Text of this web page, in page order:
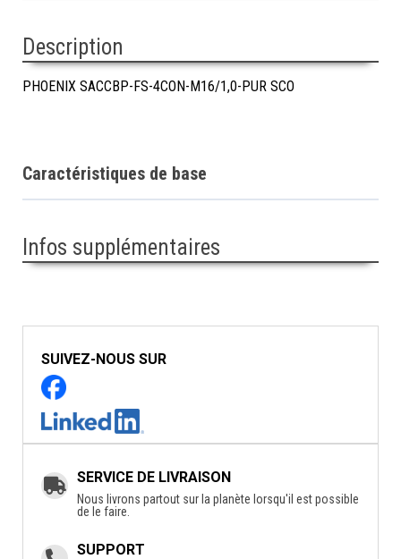
Description
PHOENIX SACCBP-FS-4CON-M16/1,0-PUR SCO
Caractéristiques de base
Infos supplémentaires
SUIVEZ-NOUS SUR
SERVICE DE LIVRAISON
Nous livrons partout sur la planète lorsqu'il est possible
de le faire.
SUPPORT